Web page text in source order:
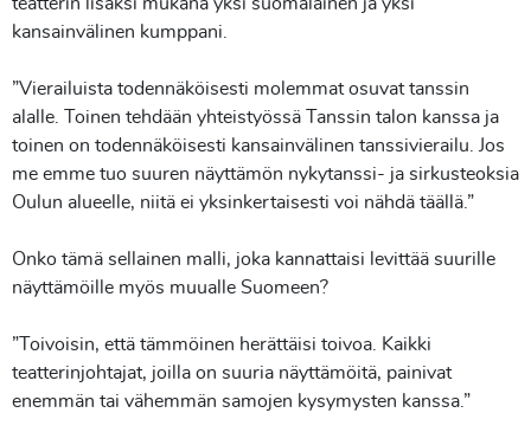
teatterin lisäksi mukana yksi suomalainen ja yksi
kansainvälinen kumppani.
”Vierailuista todennäköisesti molemmat osuvat tanssin
alalle. Toinen tehdään yhteistyössä Tanssin talon kanssa ja
toinen on todennäköisesti kansainvälinen tanssivierailu. Jos
me emme tuo suuren näyttämön nykytanssi- ja sirkusteoksia
Oulun alueelle, niitä ei yksinkertaisesti voi nähdä täällä.”
Onko tämä sellainen malli, joka kannattaisi levittää suurille
näyttämöille myös muualle Suomeen?
”Toivoisin, että tämmöinen herättäisi toivoa. Kaikki
teatterinjohtajat, joilla on suuria näyttämöitä, painivat
enemmän tai vähemmän samojen kysymysten kanssa.”